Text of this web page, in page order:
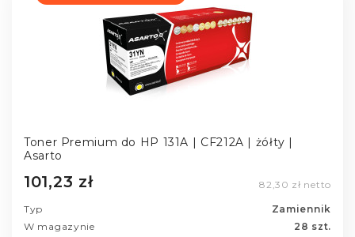
Toner Premium do HP 131A | CF212A | żółty |
Asarto
101,23 zł 82,30 zł netto
Typ
Zamiennik
W magazynie
28 szt.